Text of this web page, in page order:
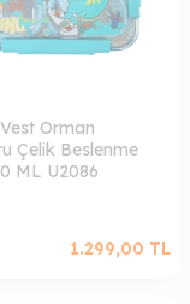
Orman
Çelik Beslenme
ML U2086
1.299,00 TL